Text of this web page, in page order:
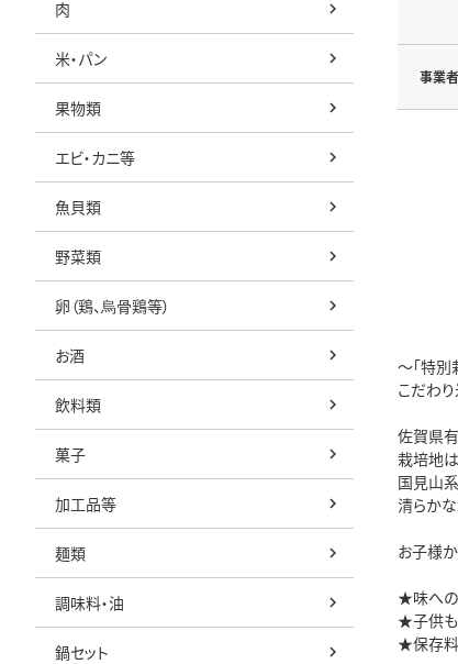
肉
米・パン
果物類
エビ・カニ等
魚貝類
野菜類
卵（鶏、烏骨鶏等）
お酒
飲料類
菓子
加工品等
麺類
調味料・油
鍋セット
事業
～「特別
こだわ
佐賀県
栽培地
国見山
清らか
お子様
★味への
★子供も
★保存料